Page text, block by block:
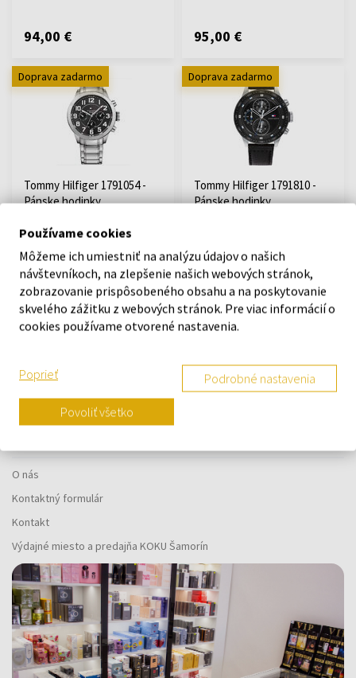
94,00 € 95,00 €
Doprava zadarmo
Tommy Hilfiger 1791054 -
Pánske hodinky
Odošleme do 14.08.
94,00 €
Doprava zadarmo
Tommy Hilfiger 1791810 -
Pánske hodinky
95,00 €
O nás
Kontaktný formulár
Kontakt
Výdajné miesto a predajňa KOKU Šamorín
Používame cookies
Môžeme ich umiestniť na analýzu údajov o našich
návštevníkoch, na zlepšenie našich webových stránok,
zobrazovanie prispôsobeného obsahu a na poskytovanie
skvelého zážitku z webových stránok. Pre viac informácií o
cookies používame otvorené nastavenia.
Poprieť Podrobné nastavenia
Povoliť všetko